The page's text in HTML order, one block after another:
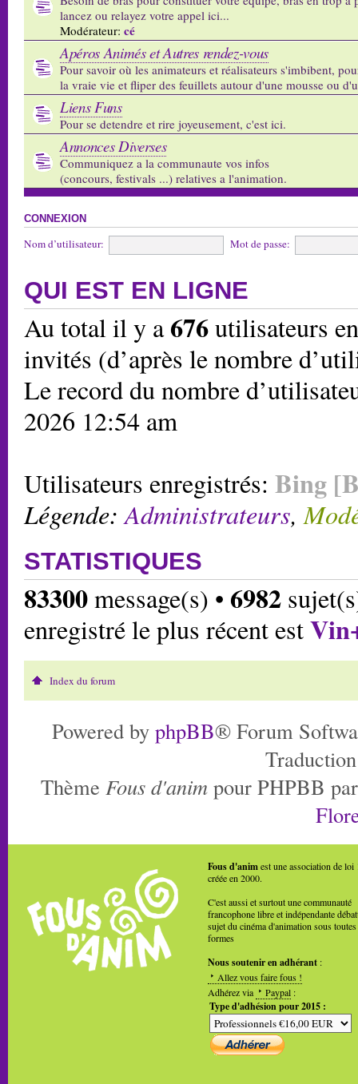
lancez ou relayez votre appel ici...
Modérateur: cé
Apéros Animés et Autres rendez-vous
Pour savoir où les animateurs et réalisateurs s'imbibent,
la vraie vie et fliper des feuillets autour d'une mousse ou
Liens Funs
Pour se detendre et rire joyeusement, c'est ici.
Annonces Diverses
Communiquez a la communaute vos infos
(concours, festivals ...) relatives a l'animation.
CONNEXION
Nom d’utilisateur: Mot de passe:
QUI EST EN LIGNE
Au total il y a676utilisateurs
invités (d’après le nombre
Le record du nombre
2026 12:54 am
Utilisateurs enregistrés: Bing
Légende:Administrateurs,
STATISTIQUES
83300message(s) • 6982
enregistré le plus récent est
Index du forum
Powered by phpBB® Forum
Thème Fous d'anim pour PHPBB
Fous d'animest une association de loi
créée en 2000.
C'est aussi et surtout une communauté
francophone libre et indépendante
sujet du cinéma d'animation sous toutes
formes
Nous soutenir en adhérant :
Allez vous faire fous !
Adhérez via
Paypal :
Type d'adhésion pour 2015 :